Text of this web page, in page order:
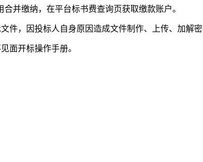
并缴纳，在平台标书费查询页获取缴款账户。
件，因投标人自身原因造成文件制作、上传、加解密
面开标操作手册。